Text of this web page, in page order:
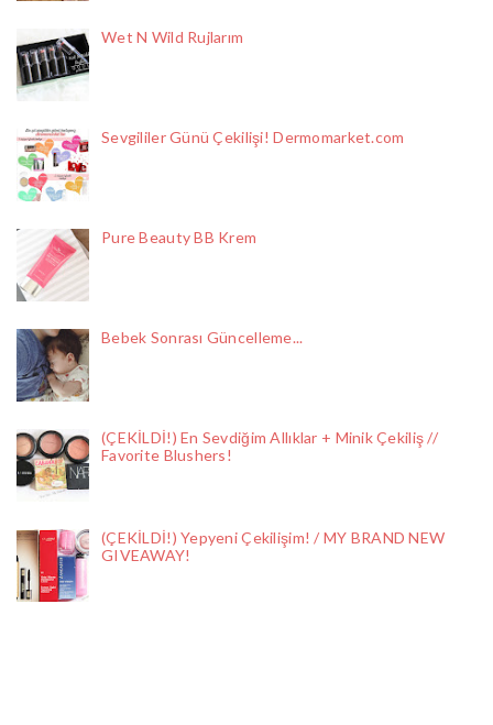
Wet N Wild Rujlarım
Sevgililer Günü Çekilişi! Dermomarket.com
Pure Beauty BB Krem
Bebek Sonrası Güncelleme...
(ÇEKİLDİ!) En Sevdiğim Allıklar + Minik Çekiliş //
Favorite Blushers!
(ÇEKİLDİ!) Yepyeni Çekilişim! / MY BRAND NEW
GIVEAWAY!